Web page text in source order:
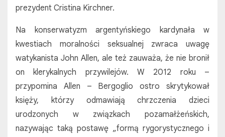
prezydent Cristina Kirchner.
Na konserwatyzm argentyńskiego kardynała w
kwestiach moralności seksualnej zwraca uwagę
watykanista John Allen, ale też zauważa, że nie bronił
on klerykalnych przywilejów. W 2012 roku –
przypomina Allen – Bergoglio ostro skrytykował
księży, którzy odmawiają chrzczenia dzieci
urodzonych w związkach pozamałżeńskich,
nazywając taką postawę „formą rygorystycznego i